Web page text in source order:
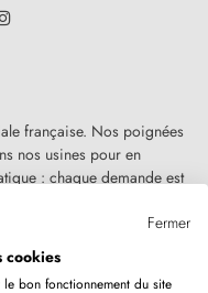
française. Nos poignées
nos usines pour en
: chaque demande est
Fermer
cookies
bon fonctionnement du site